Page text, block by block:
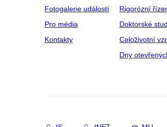
Fotogalerie událostí
Pro média
Kontakty
Rigorózní
Doktorské
Celoživotní
Dny